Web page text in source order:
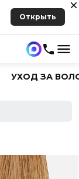
Открыть
УХОД ЗА